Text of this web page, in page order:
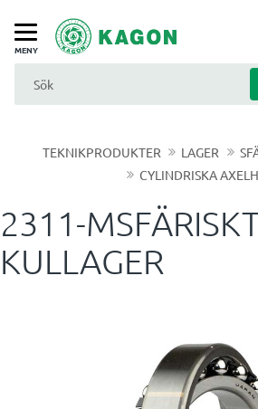
Meny
TEKNIKPRODUKTER LAGER
CYLINDRISKA
2311-
KULLAGER